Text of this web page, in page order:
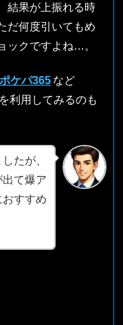
結果が上振れる時
だ何度引いてもめ
ックですよね…。
ポケパ365 など
利用してみるのも
たが、
て爆ア
おすすめ